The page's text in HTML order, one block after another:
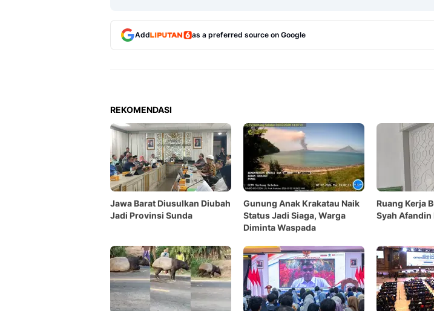
Add as a preferred source on Google
REKOMENDASI
Jawa Barat Diusulkan Diubah
Jadi Provinsi Sunda
Gunung Anak Krakatau Naik
Status Jadi Siaga, Warga
Diminta Waspada
Ruang Kerja
Syah Afandin